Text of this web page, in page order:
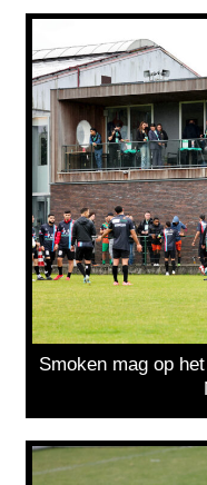
Smoken mag op